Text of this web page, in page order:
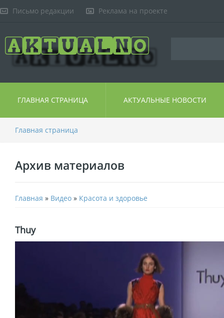
Письмо редакции Реклама на проекте
ГЛАВНАЯ СТРАНИЦА АКТУАЛЬНЫЕ НОВОСТИ
Главная страница
Архив материалов
Главная » Видео » Красота и здоровье
Thuy